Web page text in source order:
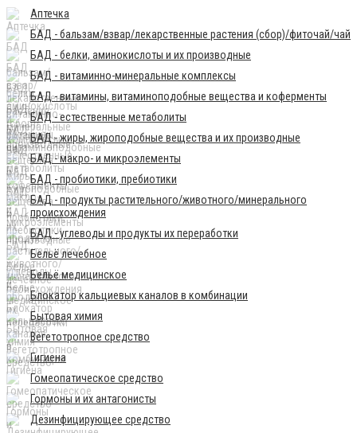
Аптечка
БАД - бальзам/взвар/лекарственные растения (сбор)/фиточай/чай
БАД - белки, аминокислоты и их производные
БАД - витаминно-минеральные комплексы
БАД - витамины, витаминоподобные вещества и коферменты
БАД - естественные метаболиты
БАД - жиры, жироподобные вещества и их производные
БАД - макро- и микроэлементы
БАД - пробиотики, пребиотики
БАД - продукты растительного/животного/минерального
происхождения
БАД - углеводы и продукты их переработки
Бельё лечебное
Бельё медицинское
Блокатор кальциевых каналов в комбинации
Бытовая химия
Вегетотропное средство
Гигиена
Гомеопатическое средство
Гормоны и их антагонисты
Дезинфицирующее средство